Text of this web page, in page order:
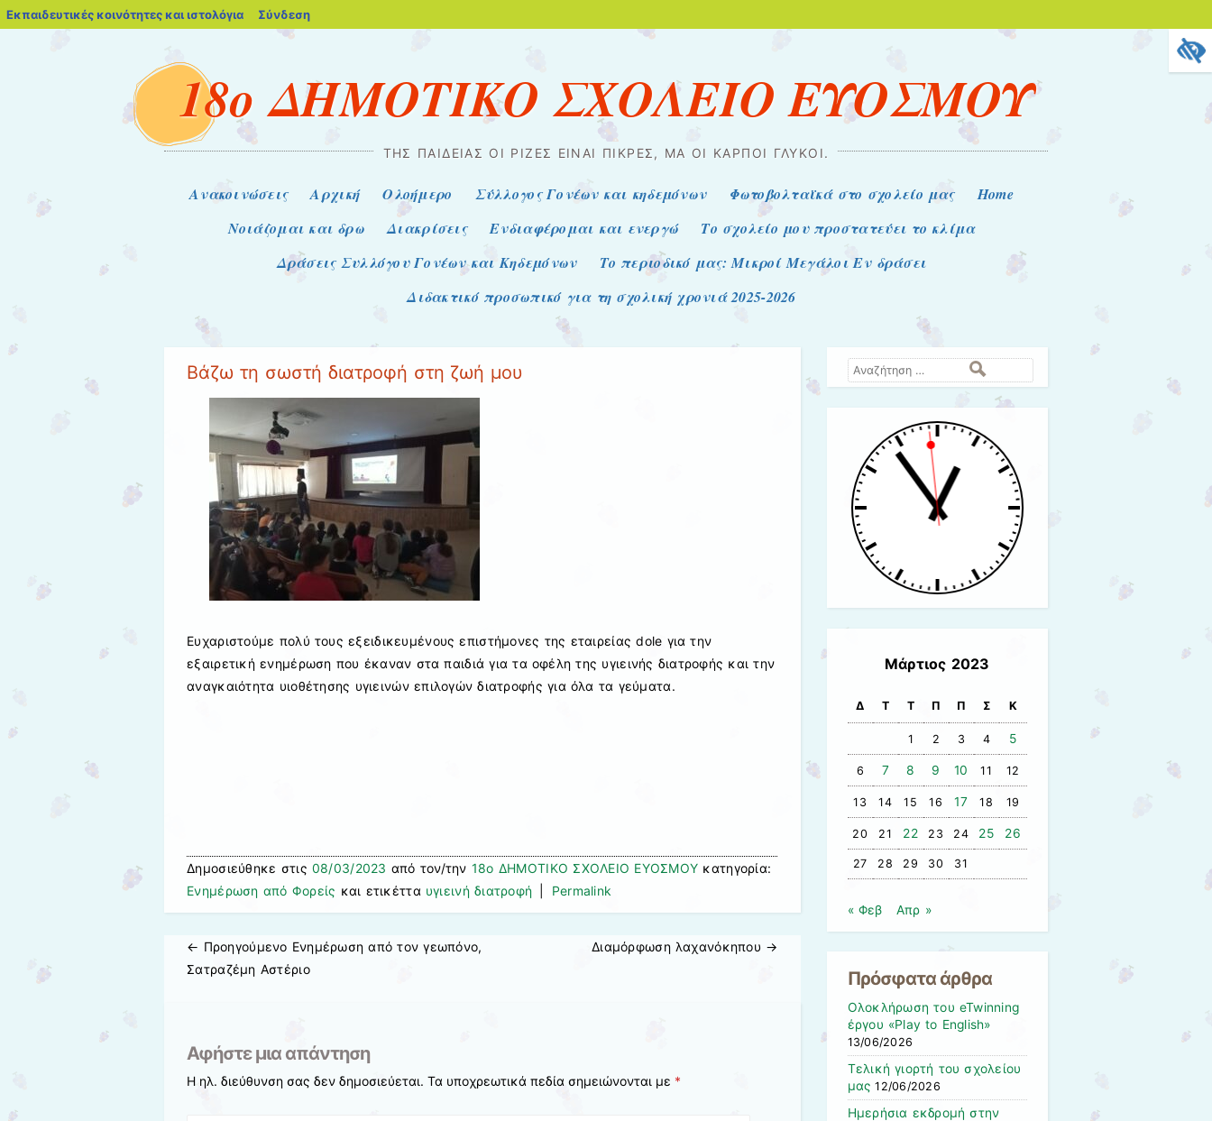
Εκπαιδευτικές κοινότητες και ιστολόγια blogs.sch.gr
Σύνδεση
18ο ΔΗΜΟΤΙΚΟ ΣΧΟΛΕΙΟ ΕΥΟΣΜΟΥ
ΤΗΣ ΠΑΙΔΕΊΑΣ ΟΙ ΡΊΖΕΣ ΕΊΝΑΙ ΠΙΚΡΈΣ, ΜΑ ΟΙ ΚΑΡΠΟΊ ΓΛΥΚΟΊ.
Μενού
Μετάβαση στο περιεχόμενο
Ανακοινώσεις Αρχική Ολοήμερο Σύλλογος Γονέων και κηδεμόνων Φωτοβολταϊκά στο σχολείο μας
Home
Nοιάζομαι και δρω
Διακρίσεις Ενδιαφέρομαι και ενεργώ
Το σχολείο μου προστατεύει το κλίμα
Δράσεις Συλλόγου Γονέων και Κηδεμόνων
Το περιοδικό μας: Μικροί Μεγάλοι Εν δράσει
Διδακτικό προσωπικό για τη σχολική χρονιά 2025-2026
Βάζω τη σωστή διατροφή στη ζωή μου
Ευχαριστούμε πολύ τους εξειδικευμένους επιστήμονες της εταιρείας dole για την
εξαιρετική ενημέρωση που έκαναν στα παιδιά για τα οφέλη της υγιεινής διατροφής και την
αναγκαιότητα υιοθέτησης υγιεινών επιλογών διατροφής για όλα τα γεύματα.
Δημοσιεύθηκε στις 08/03/2023 από τον/την 18ο ΔΗΜΟΤΙΚΟ ΣΧΟΛΕΙΟ ΕΥΟΣΜΟΥ κατηγορία:
Ενημέρωση από Φορείς και ετικέττα υγιεινή διατροφή Permalink
Πλοήγηση άρθρων
← Προηγούμενo Ενημέρωση από τον γεωπόνο,
Σατραζέμη Αστέριο
Διαμόρφωση λαχανόκηπου →
Αφήστε μια απάντηση
Η ηλ. διεύθυνση σας δεν δημοσιεύεται. Τα υποχρεωτικά πεδία σημειώνονται με *
Αναζήτηση
Μάρτιος 2023
Δ Τ Τ Π Π Σ Κ
1 2 3 4 5
6 7 8 9 10 11 12
13 14 15 16 17 18 19
20 21 22 23 24 25 26
27 28 29 30 31
« Φεβ Απρ »
Πρόσφατα άρθρα
Ολοκλήρωση του eTwinning
έργου «Play to English»
13/06/2026
Τελική γιορτή του σχολείου
μας 12/06/2026
Ημερήσια εκδρομή στην